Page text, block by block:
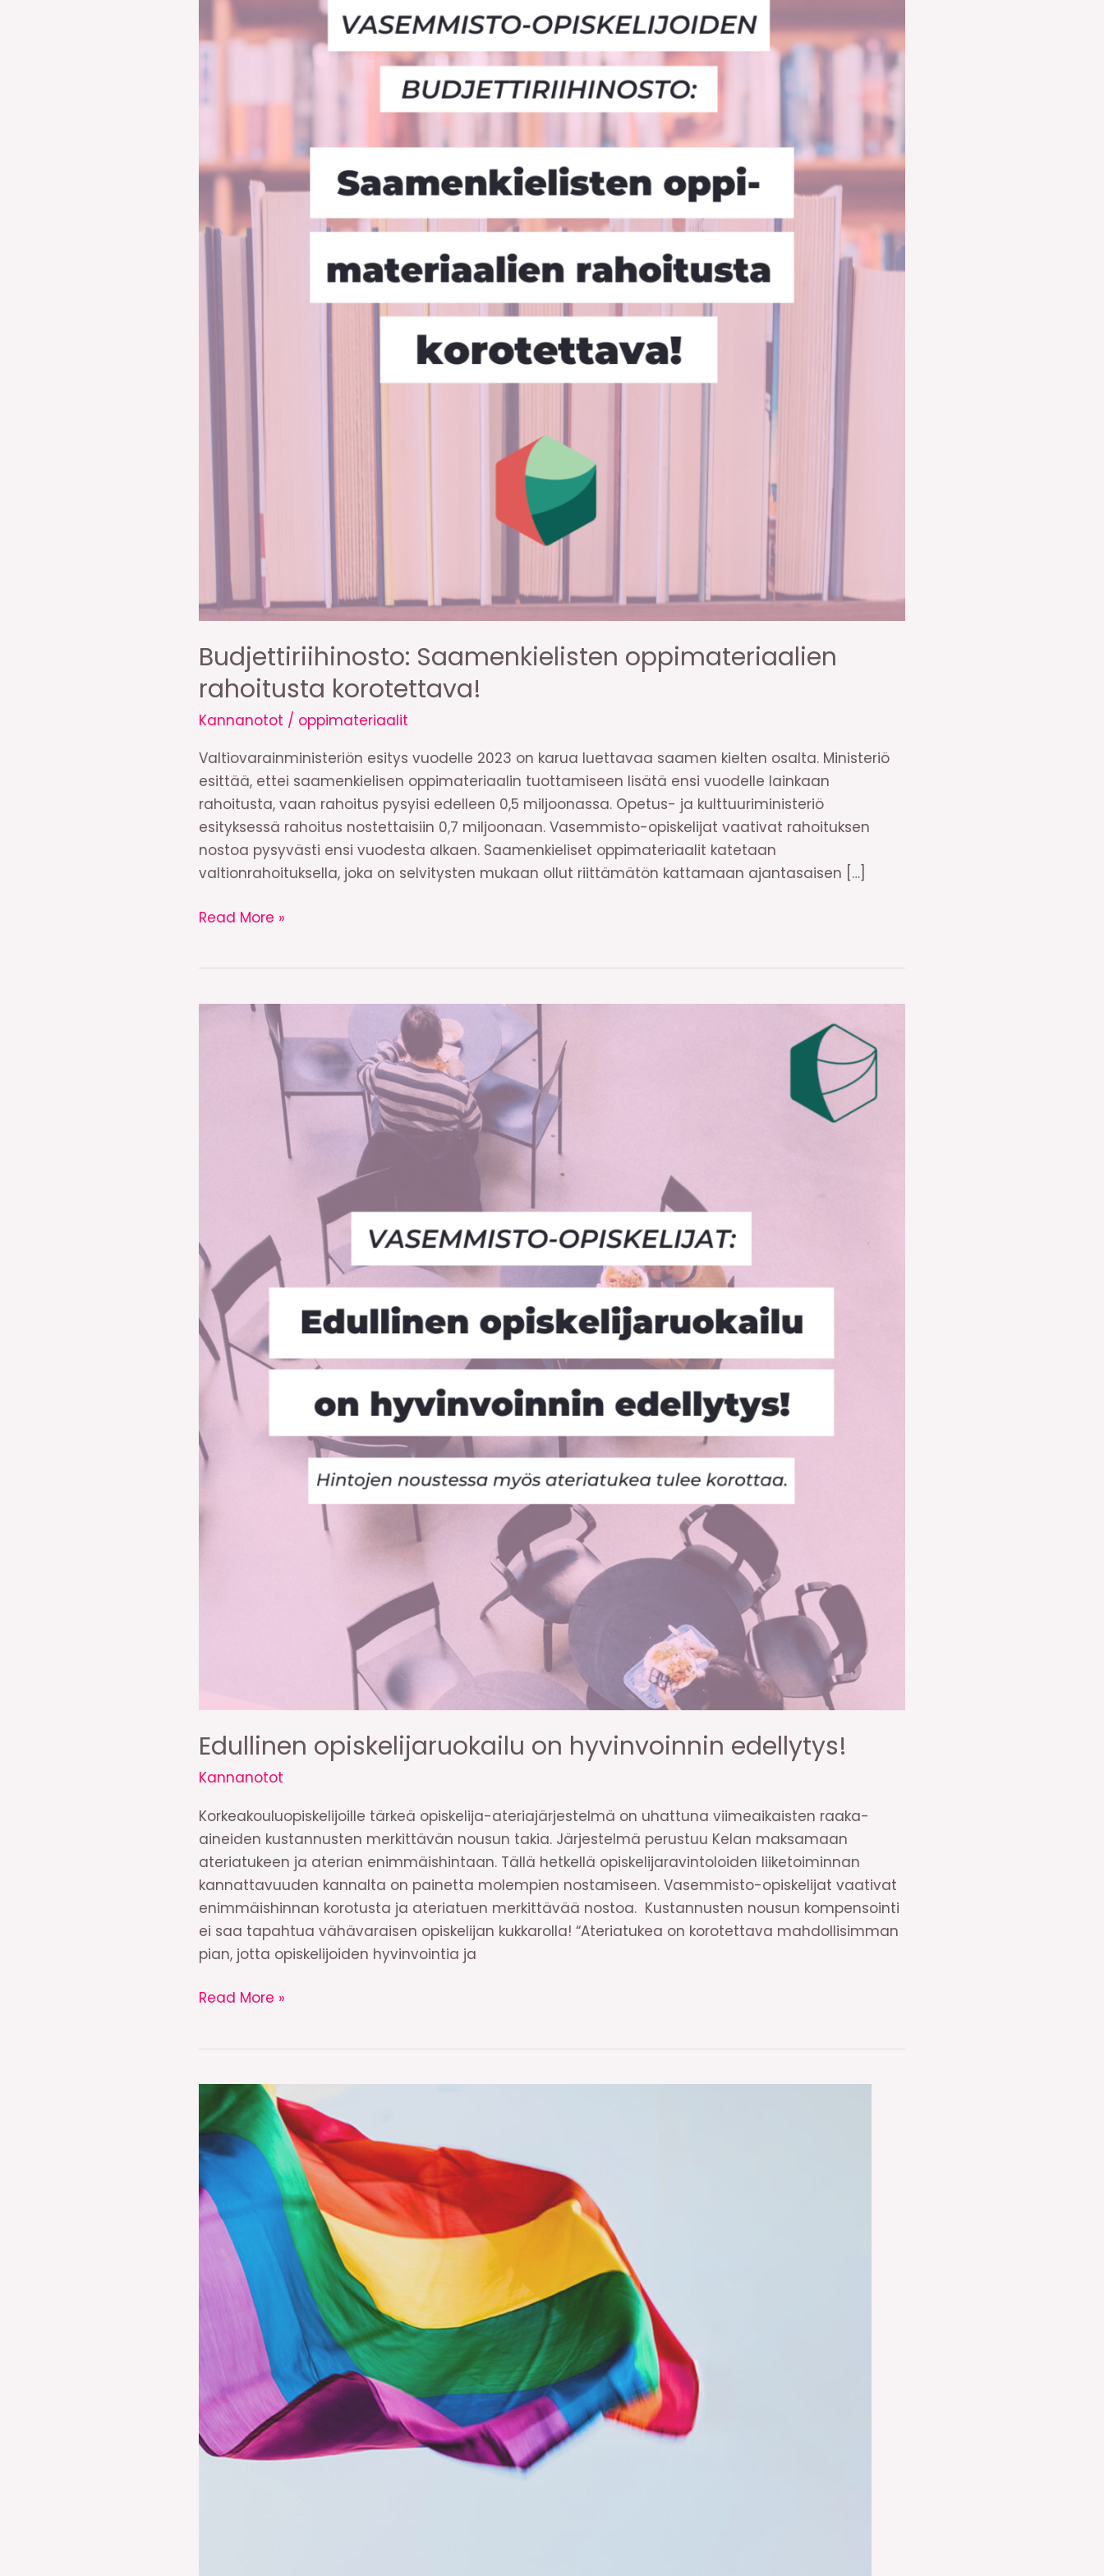
Budjettiriihinosto: Saamenkielisten oppimateriaalien
rahoitusta korotettava!
Kannanotot / oppimateriaalit
Valtiovarainministeriön esitys vuodelle 2023 on karua luettavaa saamen kielten osalta. Ministeriö
esittää, ettei saamenkielisen oppimateriaalin tuottamiseen lisätä ensi vuodelle lainkaan
rahoitusta, vaan rahoitus pysyisi edelleen 0,5 miljoonassa. Opetus- ja kulttuuriministeriö
esityksessä rahoitus nostettaisiin 0,7 miljoonaan. Vasemmisto-opiskelijat vaativat rahoituksen
nostoa pysyvästi ensi vuodesta alkaen. Saamenkieliset oppimateriaalit katetaan
valtionrahoituksella, joka on selvitysten mukaan ollut riittämätön kattamaan ajantasaisen […]
Budjettiriihinosto:
oppimateriaalien
korotettava!
Read More »
Edullinen opiskelijaruokailu on hyvinvoinnin edellytys!
Kannanotot
Korkeakouluopiskelijoille tärkeä opiskelija-ateriajärjestelmä on uhattuna viimeaikaisten raaka-
aineiden kustannusten merkittävän nousun takia. Järjestelmä perustuu Kelan maksamaan
ateriatukeen ja aterian enimmäishintaan. Tällä hetkellä opiskelijaravintoloiden liiketoiminnan
kannattavuuden kannalta on painetta molempien nostamiseen. Vasemmisto-opiskelijat vaativat
enimmäishinnan korotusta ja ateriatuen merkittävää nostoa. Kustannusten nousun kompensointi
ei saa tapahtua vähävaraisen opiskelijan kukkarolla! “Ateriatukea on korotettava mahdollisimman
pian, jotta opiskelijoiden hyvinvointia ja
Edullinen
edellytys!
Read More »